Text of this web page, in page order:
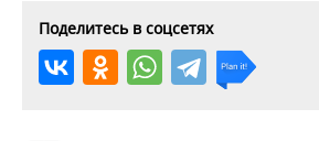
Поделитесь в соцсетях